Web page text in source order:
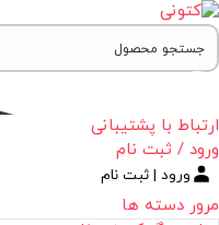
ارتباط با پشتیبانی
ورود / ثبت نام
ورود | ثبت نام
مرور دسته ها